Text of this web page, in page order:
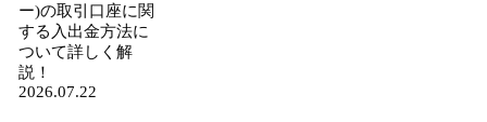
ー)の取引口座に関
する入出金方法に
ついて詳しく解
説！
2026.07.22